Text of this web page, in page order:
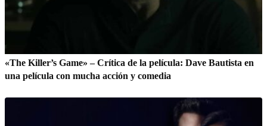
«The Killer’s Game» – Crítica de la película: Dave Bautista en
una película con mucha acción y comedia